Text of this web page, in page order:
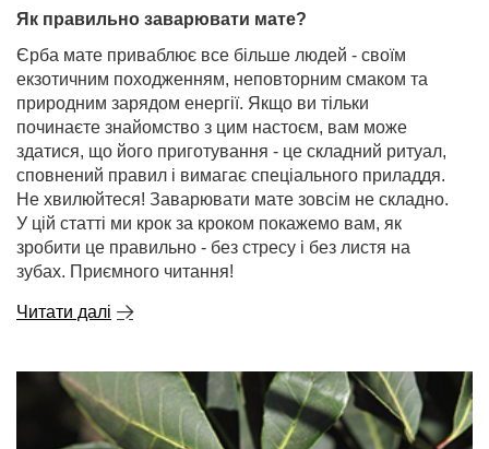
Як правильно заварювати мате?
Єрба мате приваблює все більше людей - своїм
екзотичним походженням, неповторним смаком та
природним зарядом енергії. Якщо ви тільки
починаєте знайомство з цим настоєм, вам може
здатися, що його приготування - це складний ритуал,
сповнений правил і вимагає спеціального приладдя.
Не хвилюйтеся! Заварювати мате зовсім не складно.
У цій статті ми крок за кроком покажемо вам, як
зробити це правильно - без стресу і без листя на
зубах. Приємного читання!
Читати далі